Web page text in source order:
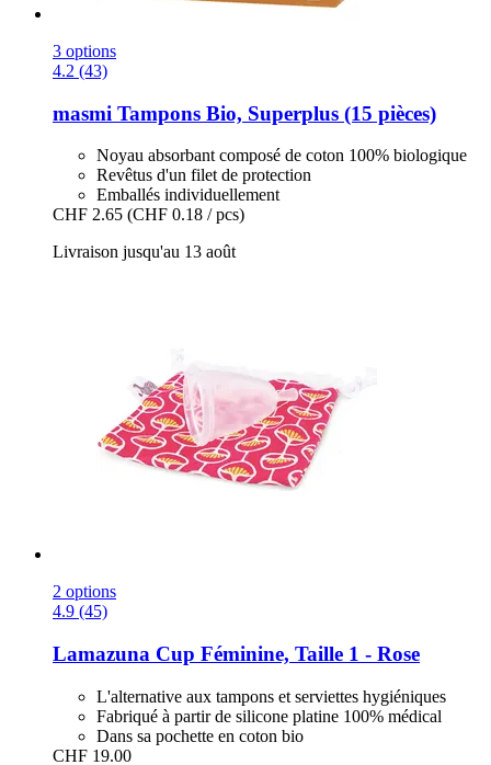
3 options
4.2 (43)
masmi Tampons Bio, Superplus (15 pièces)
Noyau absorbant composé de coton 100% biologique
Revêtus d'un filet de protection
Emballés individuellement
CHF 2.65 (CHF 0.18 / pcs)
Livraison jusqu'au 13 août
2 options
4.9 (45)
Lamazuna Cup Féminine, Taille 1 -​ Rose
L'alternative aux tampons et serviettes hygiéniques
Fabriqué à partir de silicone platine 100% médical
Dans sa pochette en coton bio
CHF 19.00